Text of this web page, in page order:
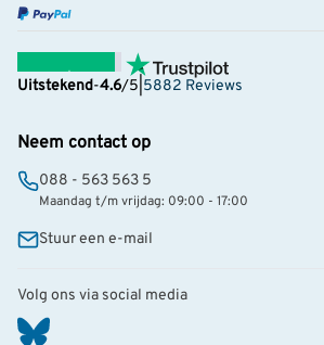
Uitstekend-4.6/5 5882 Reviews
Neem contact op
088 - 563 563 5
Maandag t/m vrijdag: 09:00 - 17:00
Stuur een e-mail
Volg ons via social media